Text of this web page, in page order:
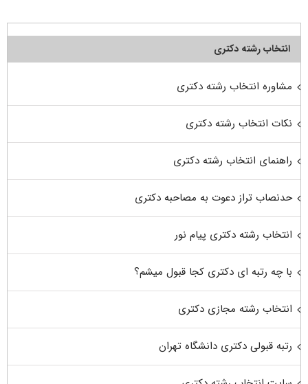
انتخاب رشته دکتری
مشاوره انتخاب رشته دکتری
نکات انتخاب رشته دکتری
راهنمای انتخاب رشته دکتری
حدنصاب تراز دعوت به مصاحبه دکتری
انتخاب رشته دکتری پیام نور
با چه رتبه ای دکتری کجا قبول میشم؟
انتخاب رشته مجازی دکتری
رتبه قبولی دکتری دانشگاه تهران